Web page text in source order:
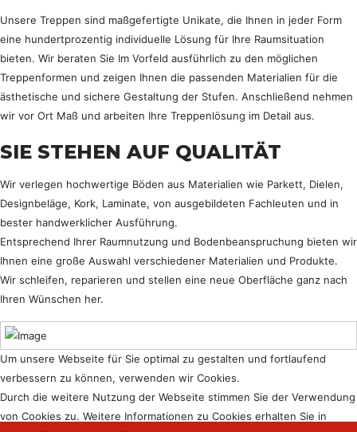
Unsere Treppen sind maßgefertigte Unikate, die Ihnen in jeder Form
eine hundertprozentig individuelle Lösung für Ihre Raumsituation
bieten. Wir beraten Sie Im Vorfeld ausführlich zu den möglichen
Treppenformen und zeigen Ihnen die passenden Materialien für die
ästhetische und sichere Gestaltung der Stufen. Anschließend nehmen
wir vor Ort Maß und arbeiten Ihre Treppenlösung im Detail aus.
SIE STEHEN AUF QUALITÄT
Wir verlegen hochwertige Böden aus Materialien wie Parkett, Dielen,
Designbeläge, Kork, Laminate, von ausgebildeten Fachleuten und in
bester handwerklicher Ausführung.
Entsprechend Ihrer Raumnutzung und Bodenbeanspruchung bieten wir
Ihnen eine große Auswahl verschiedener Materialien und Produkte.
Wir schleifen, reparieren und stellen eine neue Oberfläche ganz nach
Ihren Wünschen her.
Um unsere Webseite für Sie optimal zu gestalten und fortlaufend
verbessern zu können, verwenden wir Cookies.
Durch die weitere Nutzung der Webseite stimmen Sie der Verwendung
von Cookies zu. Weitere Informationen zu Cookies erhalten Sie in